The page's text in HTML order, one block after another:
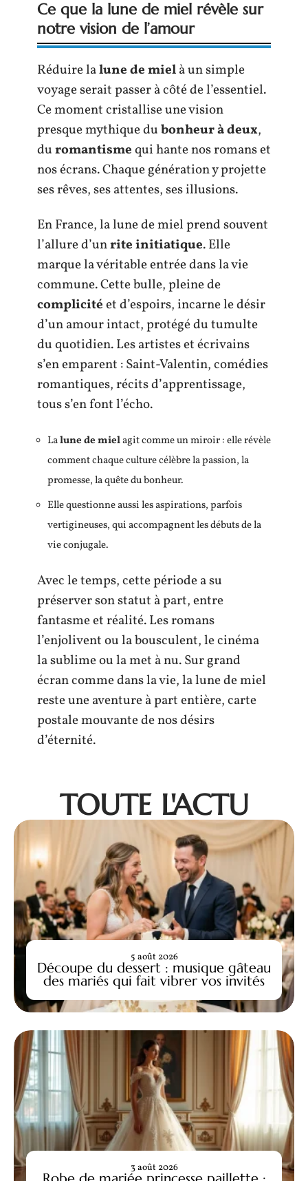
Ce que la lune de miel révèle sur
notre vision de l’amour
Réduire lalune de mielà un simple
voyage serait passer à côté de l’essentiel.
Ce moment cristallise une vision
presque mythique dubonheur à deux,
duromantismequi hante nos romans et
nos écrans. Chaque génération y projette
ses rêves, ses attentes, ses illusions.
En France, la lune de miel prend souvent
l’allure d’unrite initiatique. Elle
marque la véritable entrée dans la vie
commune. Cette bulle, pleine de
complicitéet d’espoirs, incarne le désir
d’un amour intact, protégé du tumulte
du quotidien. Les artistes et écrivains
s’en emparent : Saint-Valentin, comédies
romantiques, récits d’apprentissage,
tous s’en font l’écho.
Lalune de mielagit comme un miroir : elle révèle
comment chaque culture célèbre la passion, la
promesse, la quête du bonheur.
Elle questionne aussi les aspirations, parfois
vertigineuses, qui accompagnent les débuts de la
vie conjugale.
Avec le temps, cette période a su
préserver son statut à part, entre
fantasme et réalité. Les romans
l’enjolivent ou la bousculent, le cinéma
la sublime ou la met à nu. Sur grand
écran comme dans la vie, la lune de miel
reste une aventure à part entière, carte
postale mouvante de nos désirs
d’éternité.
TOUTE L'ACTU
Découpe du dessert : musique gâteau
des mariés qui fait vibrer vos invités
5 août 2026
3 août 2026